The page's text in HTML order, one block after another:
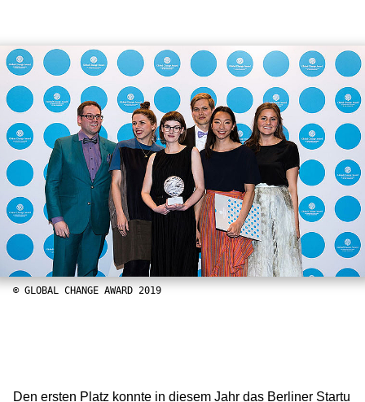
© GLOBAL CHANGE AWARD 2019
Den ersten Platz konnte in diesem Jahr das Berliner Startu